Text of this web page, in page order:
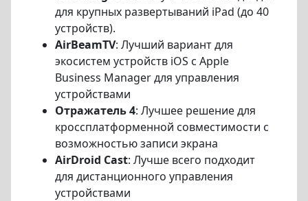
для крупных развертываний iPad (до 40
устройств).
AirBeamTV: Лучший вариант для
экосистем устройств iOS с Apple
Business Manager для управления
устройствами
Отражатель 4: Лучшее решение для
кроссплатформенной совместимости с
возможностью записи экрана
AirDroid Cast: Лучше всего подходит
для дистанционного управления
устройствами